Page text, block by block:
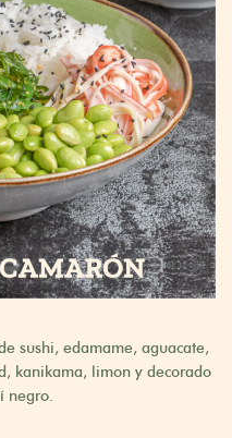
sushi, edamame, aguacate,
kanikama, limon y decorado
negro.